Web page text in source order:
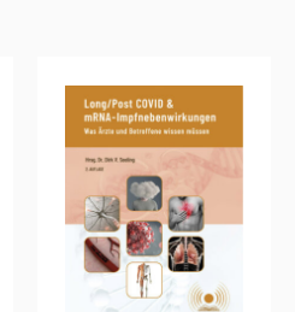
Produkt
weist
Varianten